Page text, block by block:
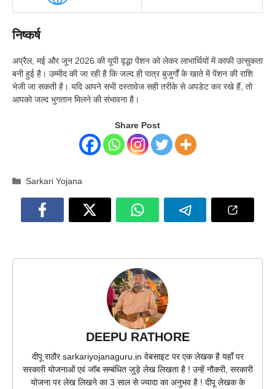
निष्कर्ष
अप्रैल, मई और जून 2026 की यूपी वृद्धा पेंशन को लेकर लाभार्थियों में काफी उत्सुकता
बनी हुई है। उम्मीद की जा रही है कि जल्द ही पात्र बुजुर्गों के खाते में पेंशन की राशि
भेजी जा सकती है। यदि आपने सभी दस्तावेज सही तरीके से अपडेट कर रखे हैं, तो
आपको जल्द भुगतान मिलने की संभावना है।
Share Post
Categories
Sarkari Yojana
DEEPU RATHORE
दीपू राठौर sarkariyojanaguru.in वेबसाइट पर एक लेखक है यहाँ पर
सरकारी योजनाओं एवं जॉब सम्बंधित जुड़े लेख लिखता है ! उन्हें नौकरी, सरकारी
योजना पर लेख लिखने का 3 साल से ज्यादा का अनुभव है ! दीपू लेखक के